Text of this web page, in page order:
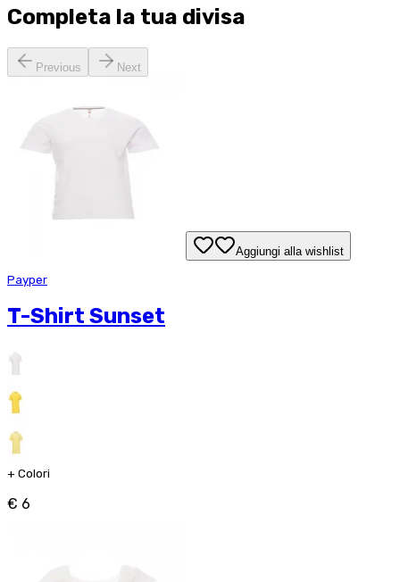
Completa la tua divisa
Previous Next
Aggiungi alla wishlist
Payper
T-Shirt Sunset
+ Colori
€ 6